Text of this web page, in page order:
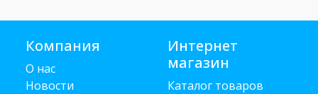
Компания
О нас
Новости
Интернет
магазин
Каталог товаров